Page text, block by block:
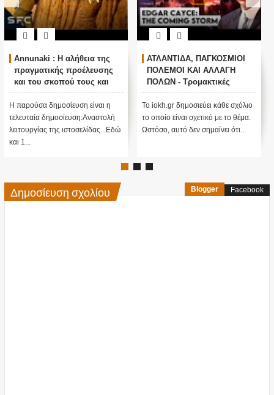
Annunaki : Η αλήθεια της
πραγματικής προέλευσης
και του σκοπού τους και
αναστολή λειτουργίας μας
....
Η παρούσα δημοσίευση είναι η
τελευταία δημοσίευση:Αναστολή
λειτουργίας της ιστοσελίδας...Εδώ
και 1...
ΑΤΛΑΝΤΙΔΑ, ΠΑΓΚΟΣΜΙΟΙ
ΠΟΛΕΜΟΙ ΚΑΙ ΑΛΛΑΓΗ
ΠΟΛΩΝ - Τρομακτικές
προβλέψεις του Edgar
Cayce (Video)
Το iokh.gr δημοσιεύει κάθε σχόλιο
το οποίο είναι σχετικό με το θέμα.
Ωστόσο, αυτό δεν σημαίνει ότι...
Δημοσίευση σχολίου Blogger Facebook